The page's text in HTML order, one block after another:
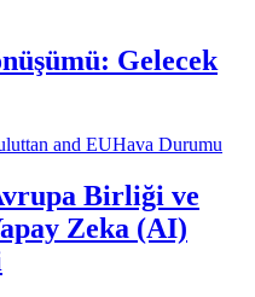
Gelecek
Hava Durumu
Birliği ve
Zeka (AI)